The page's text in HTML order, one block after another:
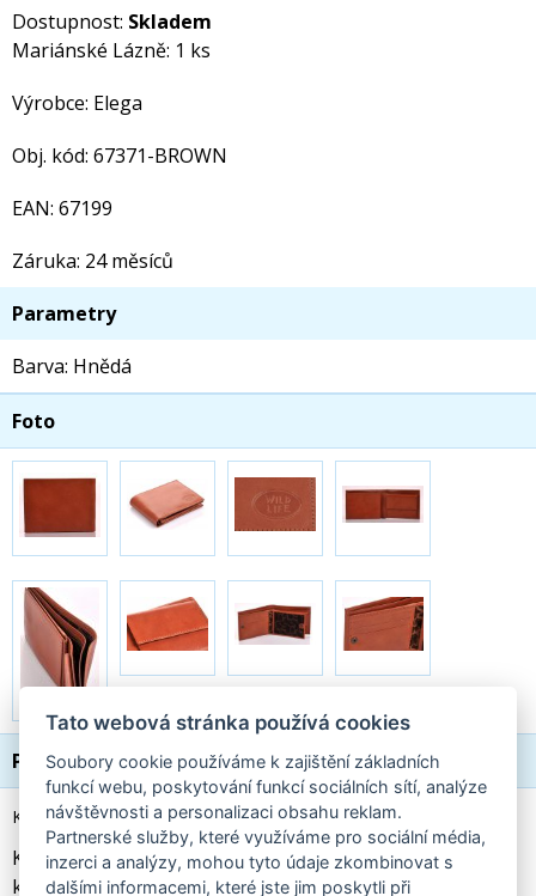
Dostupnost: Skladem
Mariánské Lázně: 1 ks
Výrobce: Elega
Obj. kód: 67371-BROWN
EAN: 67199
Záruka: 24 měsíců
Parametry
Barva: Hnědá
Foto
Popis
Kožená pánská peněženka 67371 hnědá
Klasická pánská peněženka na šířku, vyrobená z luxusní
kůže.
Tato webová stránka používá cookies
Soubory cookie používáme k zajištění základních
funkcí webu, poskytování funkcí sociálních sítí, analýze
návštěvnosti a personalizaci obsahu reklam.
Partnerské služby, které využíváme pro sociální média,
inzerci a analýzy, mohou tyto údaje zkombinovat s
dalšími informacemi, které jste jim poskytli při